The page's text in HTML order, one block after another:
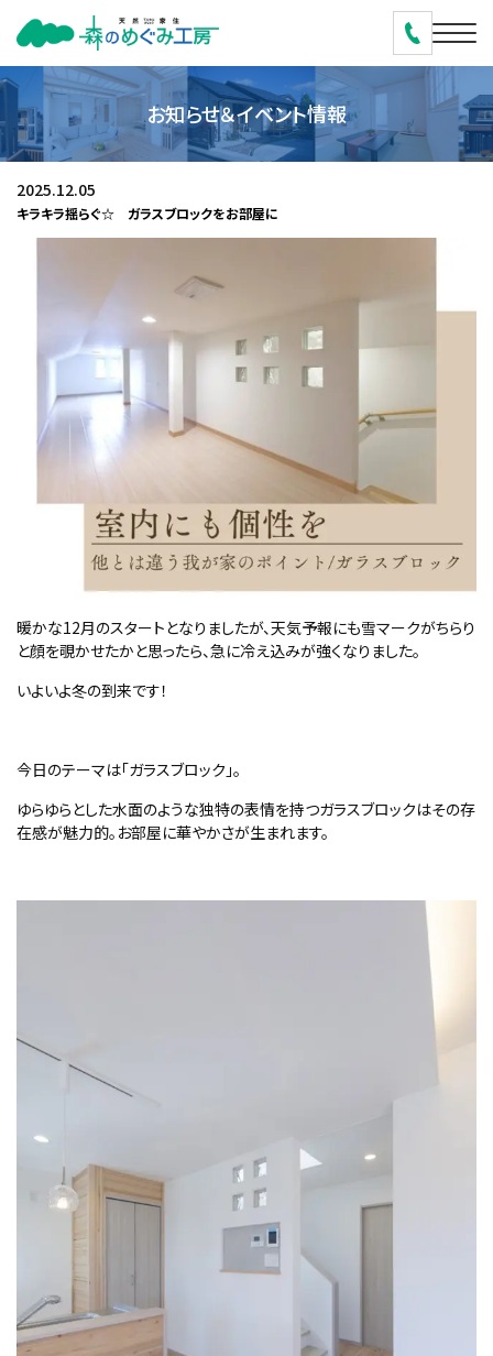
お知らせ＆イベント情報
2025.12.05
キラキラ揺らぐ☆ ガラスブロックをお部屋に
暖かな12月のスタートとなりましたが、天気予報にも雪マークがちらり
と顔を覗かせたかと思ったら、急に冷え込みが強くなりました。
いよいよ冬の到来です！
今日のテーマは「ガラスブロック」。
ゆらゆらとした水面のような独特の表情を持つガラスブロックはその存
在感が魅力的。お部屋に華やかさが生まれます。